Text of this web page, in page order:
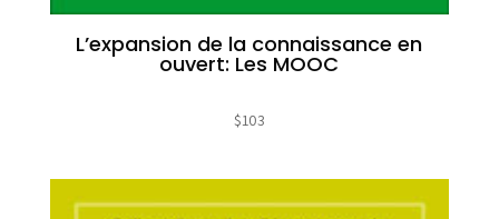
L’expansion de la connaissance en
ouvert: Les MOOC
$103